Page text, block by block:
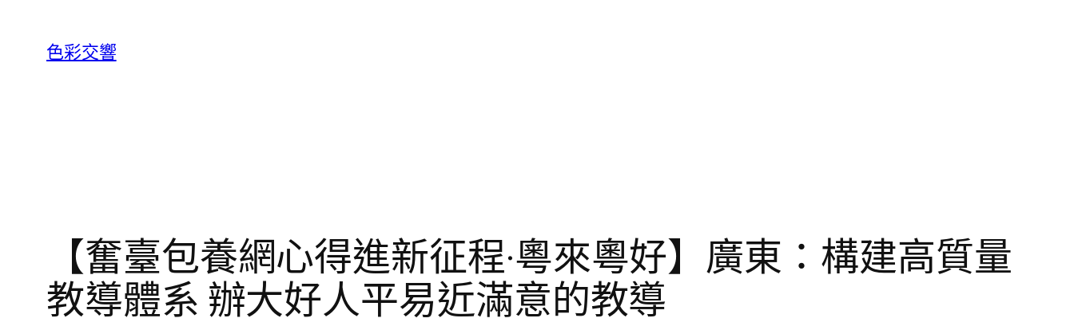
色彩交響
【奮臺包養網心得進新征程·粵來粵好】廣東：構建高質量
教導體系 辦大好人平易近滿意的教導